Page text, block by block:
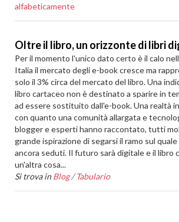
alfabeticamente
Oltre il libro, un orizzonte di libri
Per il momento l'unico dato certo è il calo
Italia il mercato degli e-book cresce ma
solo il 3% circa del mercato del libro. Una
libro cartaceo non è destinato a sparire in
ad essere sostituito dall'e-book. Una realtà
con quanto una comunità allargata e
blogger e esperti hanno raccontato, tutti
grande ispirazione di segarsi il ramo sul
ancora seduti. Il futuro sarà digitale e il libro
un'altra cosa...
Si trova in Blog /Tabulario